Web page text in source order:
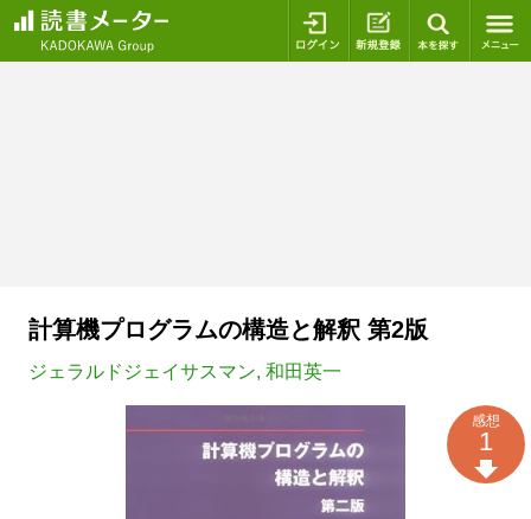
ログイン 新規登録
計算機プログラムの構造と解釈 第2版
ジェラルドジェイサスマン, 和田英一
感想
1